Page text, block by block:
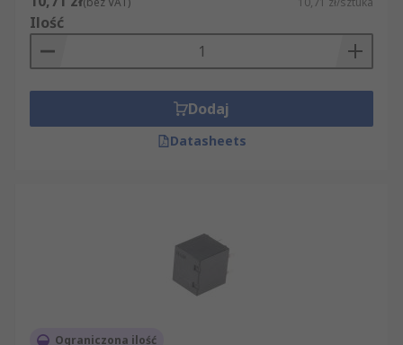
Ilość
Dodaj
Datasheets
Ograniczona ilość